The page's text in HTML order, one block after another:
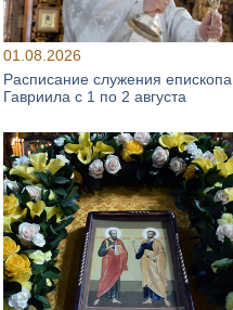
01.08.2026
Расписание служения епископа
Гавриила с 1 по 2 августа